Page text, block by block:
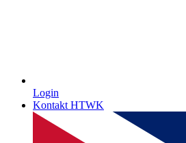
Login
Kontakt HTWK